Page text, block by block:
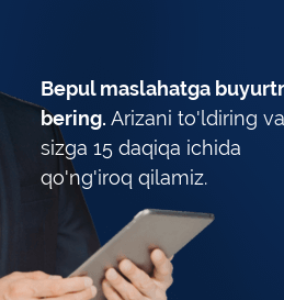
Bepul maslahatga
bering. Arizani to'ldiring va
sizga 15 daqiqa ichida
qo'ng'iroq qilamiz.